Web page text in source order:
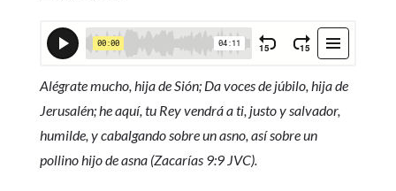
Alégrate mucho, hija de Sión; Da voces de júbilo, hija de
Jerusalén; he aquí, tu Rey vendrá a ti, justo y salvador,
humilde, y cabalgando sobre un asno, así sobre un
pollino hijo de asna (Zacarías 9:9 JVC).